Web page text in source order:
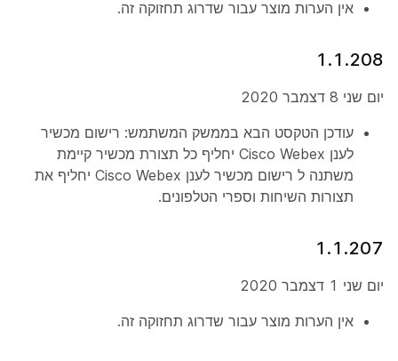
אין הערות מוצר עבור שדרוג תחזוקה זה.
1.1.208
יום שני 8 דצמבר 2020
עודכן הטקסט הבא בממשק המשתמש: רישום מכשיר
לענן Cisco Webex יחליף כל תצורת מכשיר קיימת
משתנה ל
רישום מכשיר לענן Cisco Webex יחליף את
תצורות השיחות וספרי הטלפונים.
1.1.207
יום שני 1 דצמבר 2020
אין הערות מוצר עבור שדרוג תחזוקה זה.